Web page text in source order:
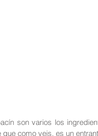
son varios los
como veis, es un